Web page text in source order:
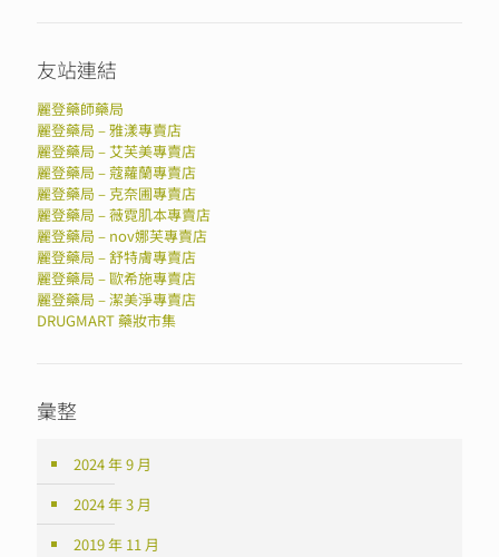
友站連結
麗登藥師藥局
麗登藥局 – 雅漾專賣店
麗登藥局 – 艾芙美專賣店
麗登藥局 – 蔻蘿蘭專賣店
麗登藥局 – 克奈圃專賣店
麗登藥局 – 薇霓肌本專賣店
麗登藥局 – nov娜芙專賣店
麗登藥局 – 舒特膚專賣店
麗登藥局 – 歐希施專賣店
麗登藥局 – 潔美淨專賣店
DRUGMART 藥妝市集
彙整
2024 年 9 月
2024 年 3 月
2019 年 11 月